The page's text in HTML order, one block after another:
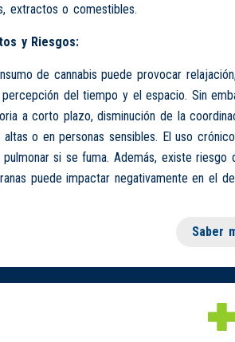
extractos o comestibles.
y Riesgos:
de cannabis puede provocar
del tiempo y el espacio. Sin
a corto plazo, disminución de la
altas o en personas sensibles. El uso
pulmonar si se fuma. Además, existe
puede impactar negativamente en el
Saber